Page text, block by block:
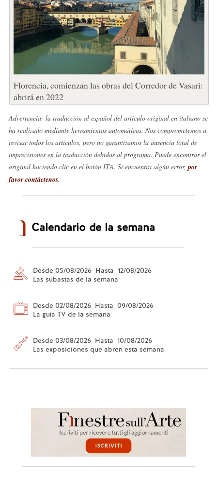
Florencia, comienzan las obras del Corredor de Vasari:
abrirá en 2022
Advertencia: la traducción al español del artículo original en italiano se
ha realizado mediante herramientas automáticas. Nos comprometemos a
revisar todos los artículos, pero no garantizamos la ausencia total de
imprecisiones en la traducción debidas al programa. Puede encontrar el
original haciendo clic en el botón ITA. Si encuentra algún error, por
favor contáctenos.
Calendario de la semana
Desde 05/08/2026 Hasta 12/08/2026
Las subastas de la semana
Desde 02/08/2026 Hasta 09/08/2026
La guía TV de la semana
Desde 03/08/2026 Hasta 10/08/2026
Las exposiciones que abren esta semana